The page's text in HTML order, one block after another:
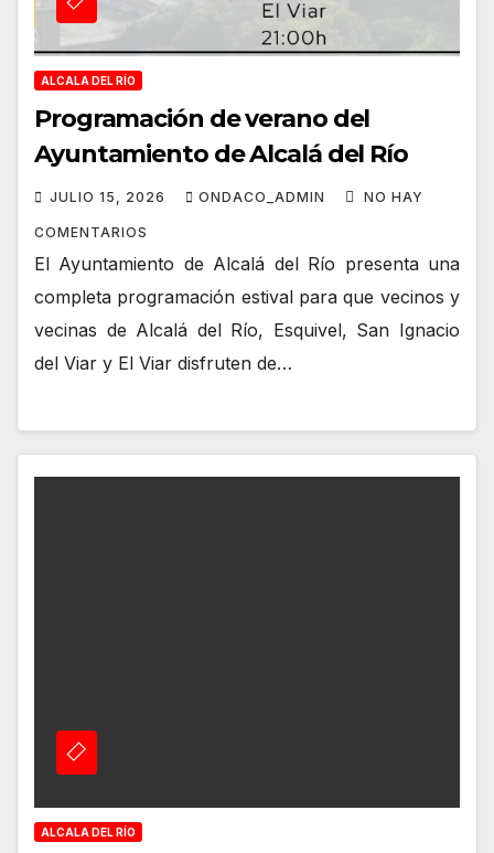
ALCALA DEL RÍO
Programación de verano del
Ayuntamiento de Alcalá del Río
JULIO 15, 2026 ONDACO_ADMIN NO HAY
COMENTARIOS
El Ayuntamiento de Alcalá del Río presenta una
completa programación estival para que vecinos y
vecinas de Alcalá del Río, Esquivel, San Ignacio
del Viar y El Viar disfruten de…
ALCALA DEL RÍO